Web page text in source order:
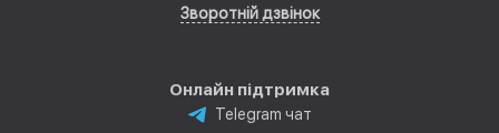
Зворотній дзвінок
Онлайн підтримка
Telegram чат